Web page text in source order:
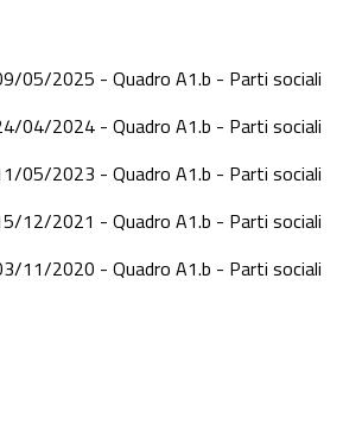
05/2025 - Quadro A1.b - Parti sociali
04/2024 - Quadro A1.b - Parti sociali
05/2023 - Quadro A1.b - Parti sociali
12/2021 - Quadro A1.b - Parti sociali
11/2020 - Quadro A1.b - Parti sociali